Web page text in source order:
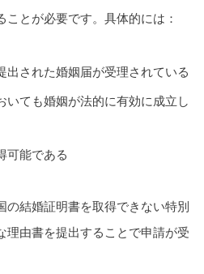
とが必要です。具体的には：
出された婚姻届が受理されている
いても婚姻が法的に有効に成立し
可能である
の結婚証明書を取得できない特別
理由書を提出することで申請が受